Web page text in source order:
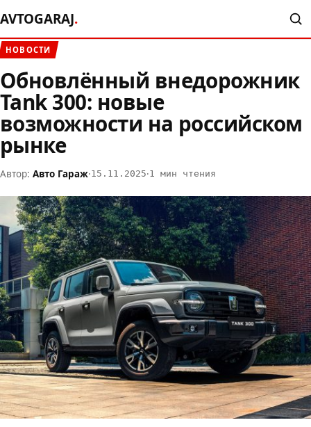
AVTOGARAJ.
НОВОСТИ
Обновлённый внедорожник
Tank 300: новые
возможности на российском
рынке
Автор: Авто Гараж·15.11.2025·1 мин чтения